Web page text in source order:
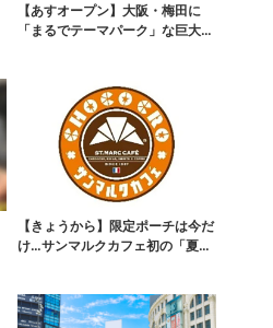
【あすオープン】大阪・梅田に
「まるでテーマパーク」な巨大ス
【きょうから】限定ポーチは今だ
け…サンマルクカフェ初の「夏福